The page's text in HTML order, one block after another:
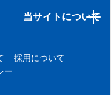
当サイトについて
採用について
ー